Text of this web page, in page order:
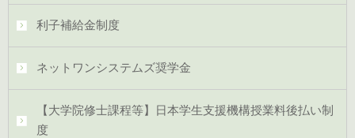
利子補給金制度
ネットワンシステムズ奨学金
【大学院修士課程等】日本学生支援機構授業料後払い制
度